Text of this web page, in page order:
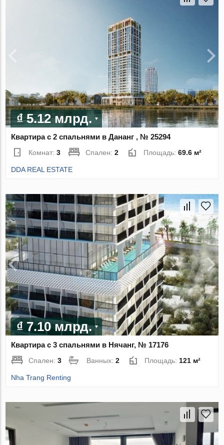
₫ 5.12 млрд.
Квартира с 2 спальнями в Дананг , № 25294
Комнат:3 Спален:2 Площадь:69.6 м²
DDA REAL ESTATE
₫ 7.10 млрд.
Квартира с 3 спальнями в Нячанг, № 17176
Спален:3 Ванных:2 Площадь:121 м²
Nha Trang Renting